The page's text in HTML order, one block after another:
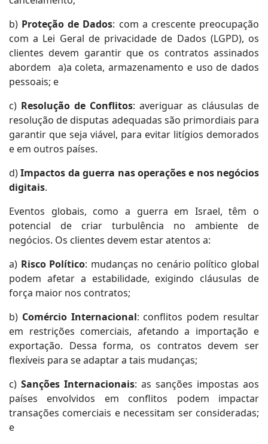
b) Proteção de Dados: com a crescente preocupação
com a Lei Geral de privacidade de Dados (LGPD), os
clientes devem garantir que os contratos assinados
abordem a)a coleta, armazenamento e uso de dados
pessoais; e
c) Resolução de Conflitos: averiguar as cláusulas de
resolução de disputas adequadas são primordiais para
garantir que seja viável, para evitar litígios demorados
e em outros países.
d)Impactos da guerra nas operações e nos negócios
digitais.
Eventos globais, como a guerra em Israel, têm o
potencial de criar turbulência no ambiente de
negócios. Os clientes devem estar atentos a:
a) Risco Político: mudanças no cenário político global
podem afetar a estabilidade, exigindo cláusulas de
força maior nos contratos;
b) Comércio Internacional: conflitos podem resultar
em restrições comerciais, afetando a importação e
exportação. Dessa forma, os contratos devem ser
flexíveis para se adaptar a tais mudanças;
c) Sanções Internacionais: as sanções impostas aos
países envolvidos em conflitos podem impactar
transações comerciais e necessitam ser consideradas;
e